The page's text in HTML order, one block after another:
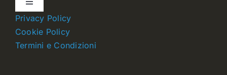
Toggle
Navigation
Dettagli account
Privacy Policy
Cookie Policy
Termini e Condizioni